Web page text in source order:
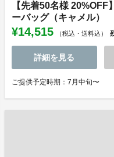
【先着50名様
ーバッグ（キャメル）
¥14,515 （税込・送料込）
詳細を見る
ご提供予定時期：7月中旬〜